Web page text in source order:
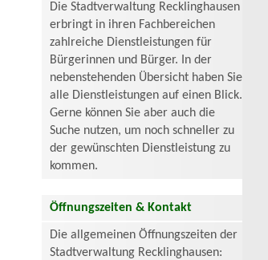
Die Stadtverwaltung Recklinghausen
erbringt in ihren Fachbereichen
zahlreiche Dienstleistungen für
Bürgerinnen und Bürger. In der
nebenstehenden Übersicht haben Sie
alle Dienstleistungen auf einen Blick.
Gerne können Sie aber auch die
Suche nutzen, um noch schneller zu
der gewünschten Dienstleistung zu
kommen.
Öffnungszeiten & Kontakt
Die allgemeinen Öffnungszeiten der
Stadtverwaltung Recklinghausen: